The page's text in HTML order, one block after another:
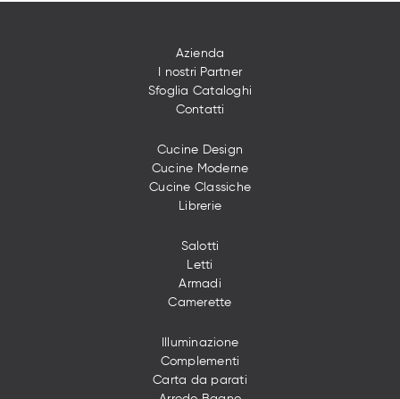
Azienda
I nostri Partner
Sfoglia Cataloghi
Contatti
Cucine Design
Cucine Moderne
Cucine Classiche
Librerie
Salotti
Letti
Armadi
Camerette
Illuminazione
Complementi
Carta da parati